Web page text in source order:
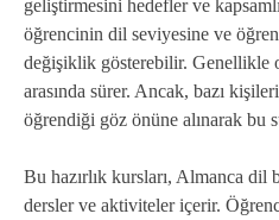
geliştirmesini hedefler ve
öğrencinin dil seviyesine ve
değişiklik gösterebilir. Genellikle
arasında sürer. Ancak, bazı
öğrendiği göz önüne alınarak bu
Bu hazırlık kursları, Almanca
dersler ve aktiviteler içerir.